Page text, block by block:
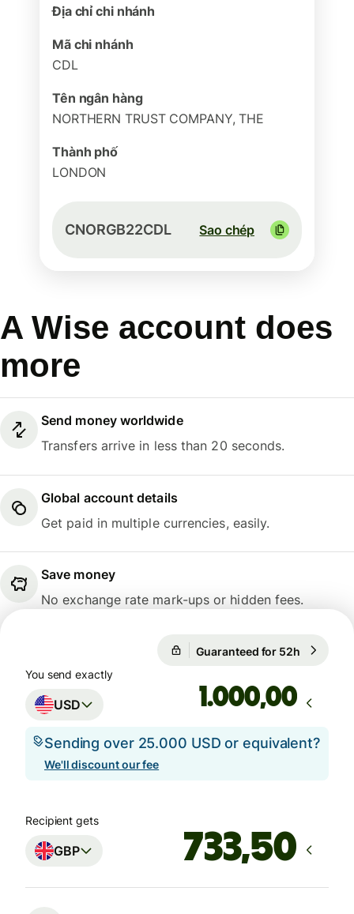
Địa chỉ chi nhánh
Mã chi nhánh
CDL
Tên ngân hàng
NORTHERN TRUST COMPANY, THE
Thành phố
LONDON
CNORGB22CDL Sao chép
A Wise account does
more
Send money worldwide
Transfers arrive in less than 20 seconds.
Global account details
Get paid in multiple currencies, easily.
Save money
No exchange rate mark-ups or hidden fees.
Guaranteed for 52h
You send exactly
USD ,00
Sending over 25.000 USD or equivalent?
We'll discount our fee
Recipient gets
GBP